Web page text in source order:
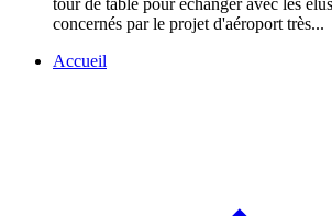
tour de table pour échanger avec les
concernés par le projet d'aéroport très...
Accueil